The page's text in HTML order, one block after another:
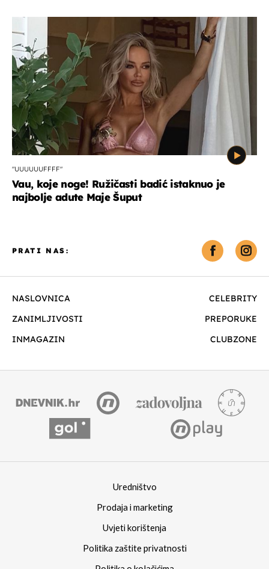
"UUUUUUFFFF"
Vau, koje noge! Ružičasti badić istaknuo je
najbolje adute Maje Šuput
NASLOVNICA
CELEBRITY
ZANIMLJIVOSTI
PREPORUKE
INMAGAZIN
CLUBZONE
PRATI NAS:
Uredništvo
Prodaja i marketing
Uvjeti korištenja
Politika zaštite privatnosti